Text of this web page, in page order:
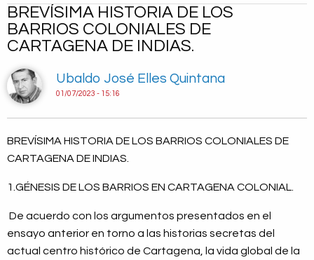
BREVÍSIMA HISTORIA DE LOS
BARRIOS COLONIALES DE
CARTAGENA DE INDIAS.
Ubaldo José Elles Quintana
01/07/2023 - 15:16
BREVÍSIMA HISTORIA DE LOS BARRIOS COLONIALES DE
CARTAGENA DE INDIAS.
1.GÉNESIS DE LOS BARRIOS EN CARTAGENA COLONIAL.
De acuerdo con los argumentos presentados en el
ensayo anterior en torno a las historias secretas del
actual centro histórico de Cartagena, la vida global de la